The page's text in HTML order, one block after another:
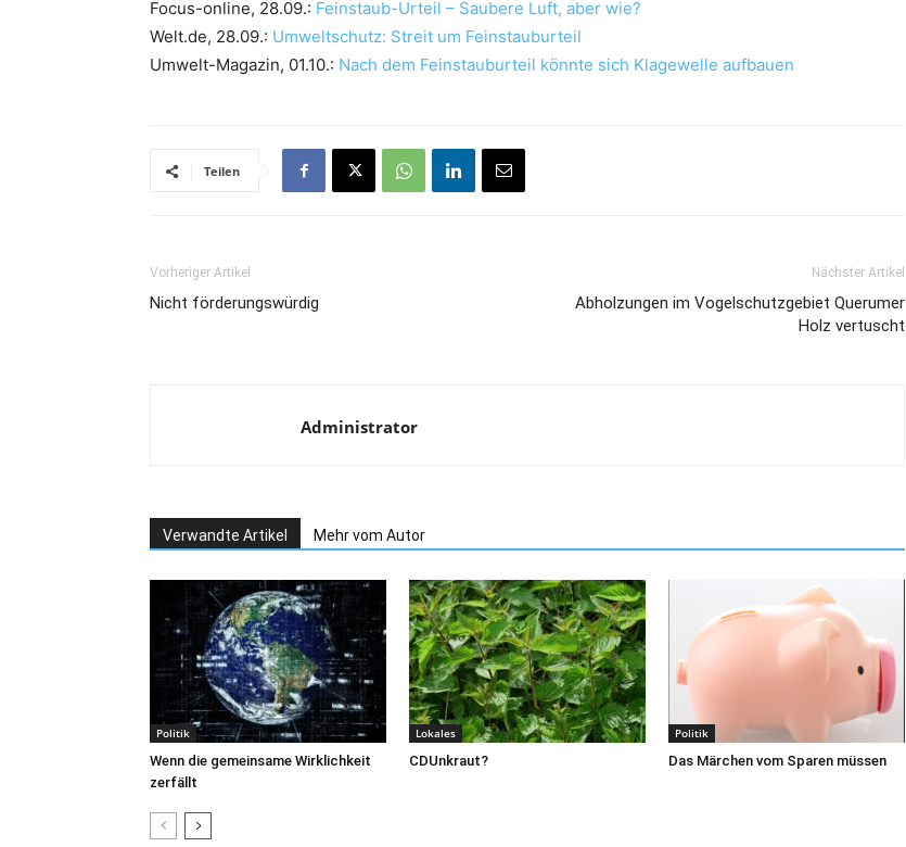
Focus-online, 28.09.: Feinstaub-Urteil – Saubere Luft, aber wie?
Welt.de, 28.09.: Umweltschutz: Streit um Feinstauburteil
Umwelt-Magazin, 01.10.: Nach dem Feinstauburteil könnte sich Klagewelle aufbauen
Teilen
Vorheriger Artikel
Nicht förderungswürdig
Nächster Artikel
Abholzungen im Vogelschutzgebiet Querumer
Holz vertuscht
Administrator
Verwandte Artikel Mehr vom Autor
Politik
Wenn die gemeinsame Wirklichkeit
zerfällt
Lokales
CDUnkraut?
Politik
Das Märchen vom Sparen müssen